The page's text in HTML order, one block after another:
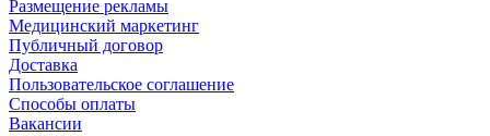
Размещение рекламы
Медицинский маркетинг
Публичный договор
Доставка
Пользовательское соглашение
Способы оплаты
Вакансии